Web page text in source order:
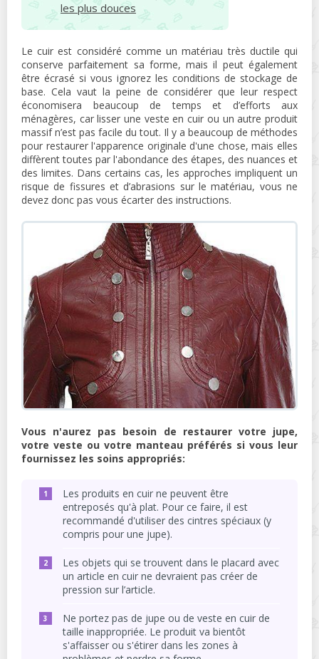
les plus douces
Le cuir est considéré comme un matériau très ductile qui
conserve parfaitement sa forme, mais il peut également
être écrasé si vous ignorez les conditions de stockage de
base. Cela vaut la peine de considérer que leur respect
économisera beaucoup de temps et d’efforts aux
ménagères, car lisser une veste en cuir ou un autre produit
massif n’est pas facile du tout. Il y a beaucoup de méthodes
pour restaurer l'apparence originale d'une chose, mais elles
diffèrent toutes par l'abondance des étapes, des nuances et
des limites. Dans certains cas, les approches impliquent un
risque de fissures et d’abrasions sur le matériau, vous ne
devez donc pas vous écarter des instructions.
Vous n'aurez pas besoin de restaurer votre jupe,
votre veste ou votre manteau préférés si vous leur
fournissez les soins appropriés:
Les produits en cuir ne peuvent être
entreposés qu'à plat. Pour ce faire, il est
recommandé d'utiliser des cintres spéciaux (y
compris pour une jupe).
Les objets qui se trouvent dans le placard avec
un article en cuir ne devraient pas créer de
pression sur l’article.
Ne portez pas de jupe ou de veste en cuir de
taille inappropriée. Le produit va bientôt
s'affaisser ou s'étirer dans les zones à